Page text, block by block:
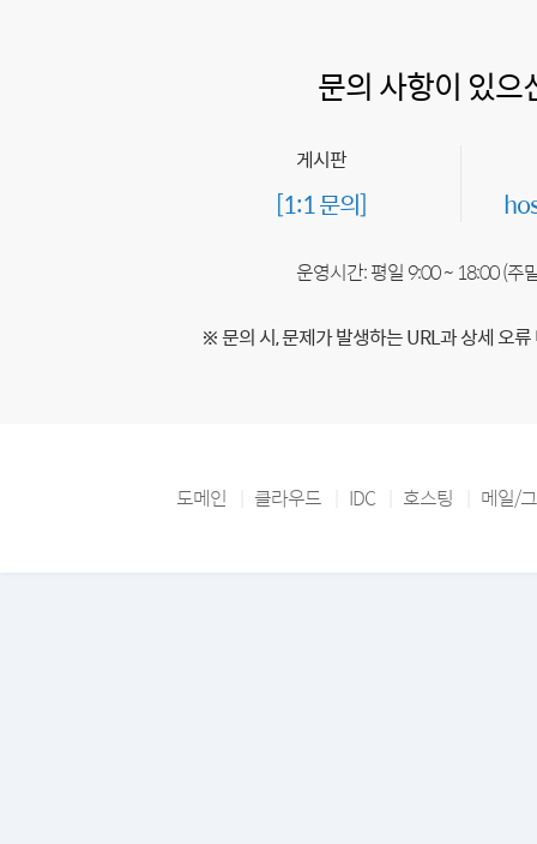
문의 사항이 있으
게시판
[1:1 문의]
운영시간: 평일 9:00 ~ 18:00 (주
※ 문의 시, 문제가 발생하는 URL과 상세 오
도메인 클라우드 IDC 호스팅 메일/